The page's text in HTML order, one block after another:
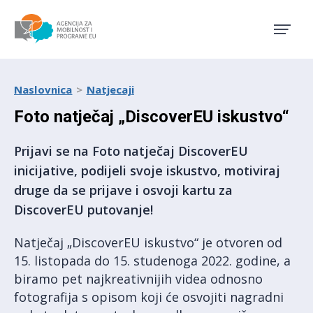
Naslovnica Natjecaji
Foto natječaj „DiscoverEU iskustvo“
Prijavi se na Foto natječaj DiscoverEU
inicijative, podijeli svoje iskustvo, motiviraj
druge da se prijave i osvoji kartu za
DiscoverEU putovanje!
Natječaj „DiscoverEU iskustvo“ je otvoren od
15. listopada do 15. studenoga 2022. godine, a
biramo pet najkreativnijih videa odnosno
fotografija s opisom koji će osvojiti nagradni